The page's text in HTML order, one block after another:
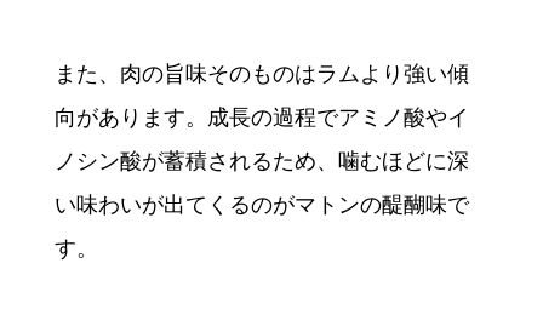
また、肉の旨味そのものはラムより強い傾
向があります。成長の過程でアミノ酸やイ
ノシン酸が蓄積されるため、噛むほどに深
い味わいが出てくるのがマトンの醍醐味で
す。